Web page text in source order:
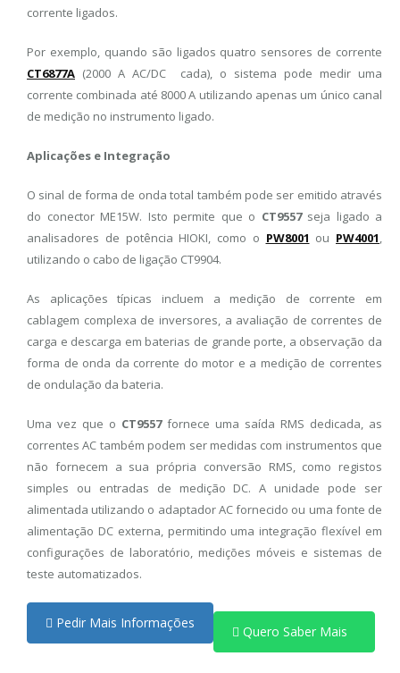
corrente ligados.
Por exemplo, quando são ligados quatro sensores de corrente
CT6877A (2000 A AC/DC cada), o sistema pode medir uma
corrente combinada até 8000 A utilizando apenas um único canal
de medição no instrumento ligado.
Aplicações e Integração
O sinal de forma de onda total também pode ser emitido através
do conector ME15W. Isto permite que o CT9557seja ligado a
analisadores de potência HIOKI, como o PW8001 ou PW4001,
utilizando o cabo de ligação CT9904.
As aplicações típicas incluem a medição de corrente em
cablagem complexa de inversores, a avaliação de correntes de
carga e descarga em baterias de grande porte, a observação da
forma de onda da corrente do motor e a medição de correntes
de ondulação da bateria.
Uma vez que o CT9557fornece uma saída RMS dedicada, as
correntes AC também podem ser medidas com instrumentos que
não fornecem a sua própria conversão RMS, como registos
simples ou entradas de medição DC. A unidade pode ser
alimentada utilizando o adaptador AC fornecido ou uma fonte de
alimentação DC externa, permitindo uma integração flexível em
configurações de laboratório, medições móveis e sistemas de
teste automatizados.
Pedir Mais Informações
Quero Saber Mais